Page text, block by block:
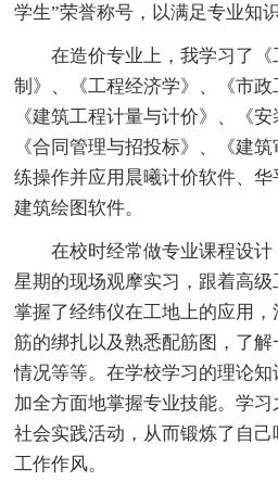
学生”荣誉称号，以满足专业知识
在造价专业上，我学习了
制》、《工程经济学》、《市政
《建筑工程计量与计价》、《
《合同管理与招投标》、《建
练操作并应用晨曦计价软件、
建筑绘图软件。
在校时经常做专业课程设
星期的现场观摩实习，跟着高级
掌握了经纬仪在工地上的应用
筋的绑扎以及熟悉配筋图，了
情况等等。在学校学习的理论
加全方面地掌握专业技能。学
社会实践活动，从而锻炼了自
工作作风。